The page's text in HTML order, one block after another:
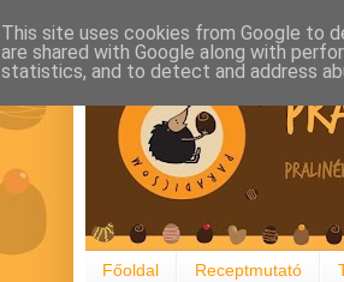
Főoldal Receptmutató
This site uses cookies from Google to
are shared with Google along with
statistics, and to detect and address